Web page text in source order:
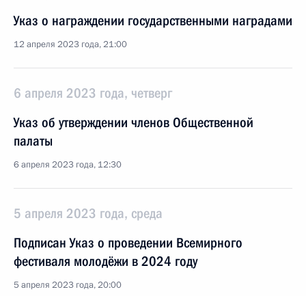
Указ о награждении государственными наградами
12 апреля 2023 года, 21:00
6 апреля 2023 года, четверг
Указ об утверждении членов Общественной
палаты
6 апреля 2023 года, 12:30
5 апреля 2023 года, среда
Подписан Указ о проведении Всемирного
фестиваля молодёжи в 2024 году
5 апреля 2023 года, 20:00